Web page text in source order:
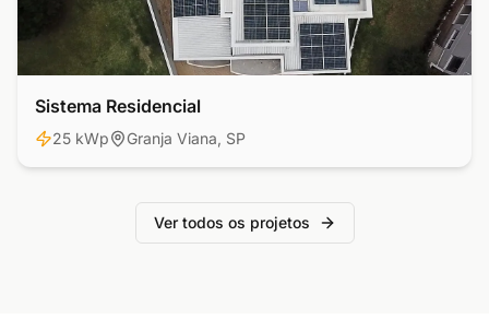
Residencial
Sistema Residencial
25 kWp Granja Viana, SP
Ver todos os projetos